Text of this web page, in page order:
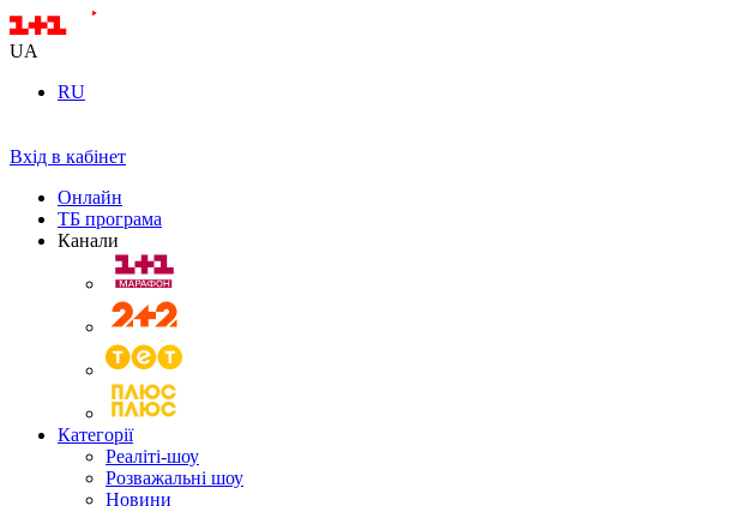
UA
RU
Вхід в кабінет
Онлайн
ТБ програма
Канали
Категорії
Реаліті-шоу
Розважальні шоу
Новини